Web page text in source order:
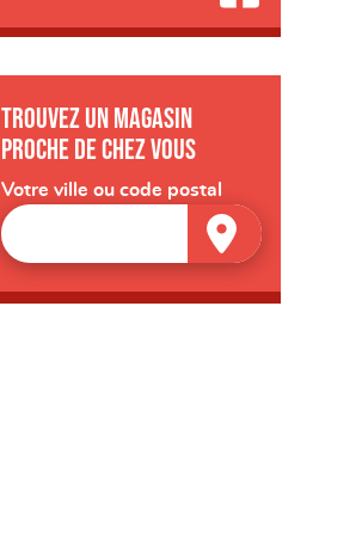
Trouvez un magasin
proche de chez vous
Votre ville ou code postal